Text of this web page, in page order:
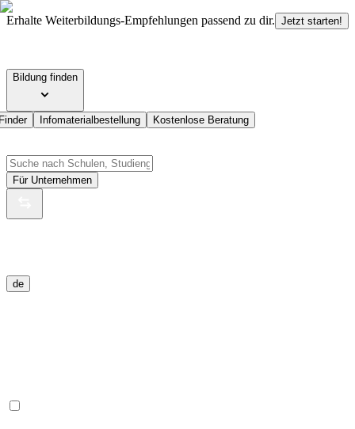
Erhalte Weiterbildungs-Empfehlungen passend zu dir. Jetzt starten!
Bildung finden
Infomaterialbestellung Kostenlose Beratung
Für Unternehmen
de